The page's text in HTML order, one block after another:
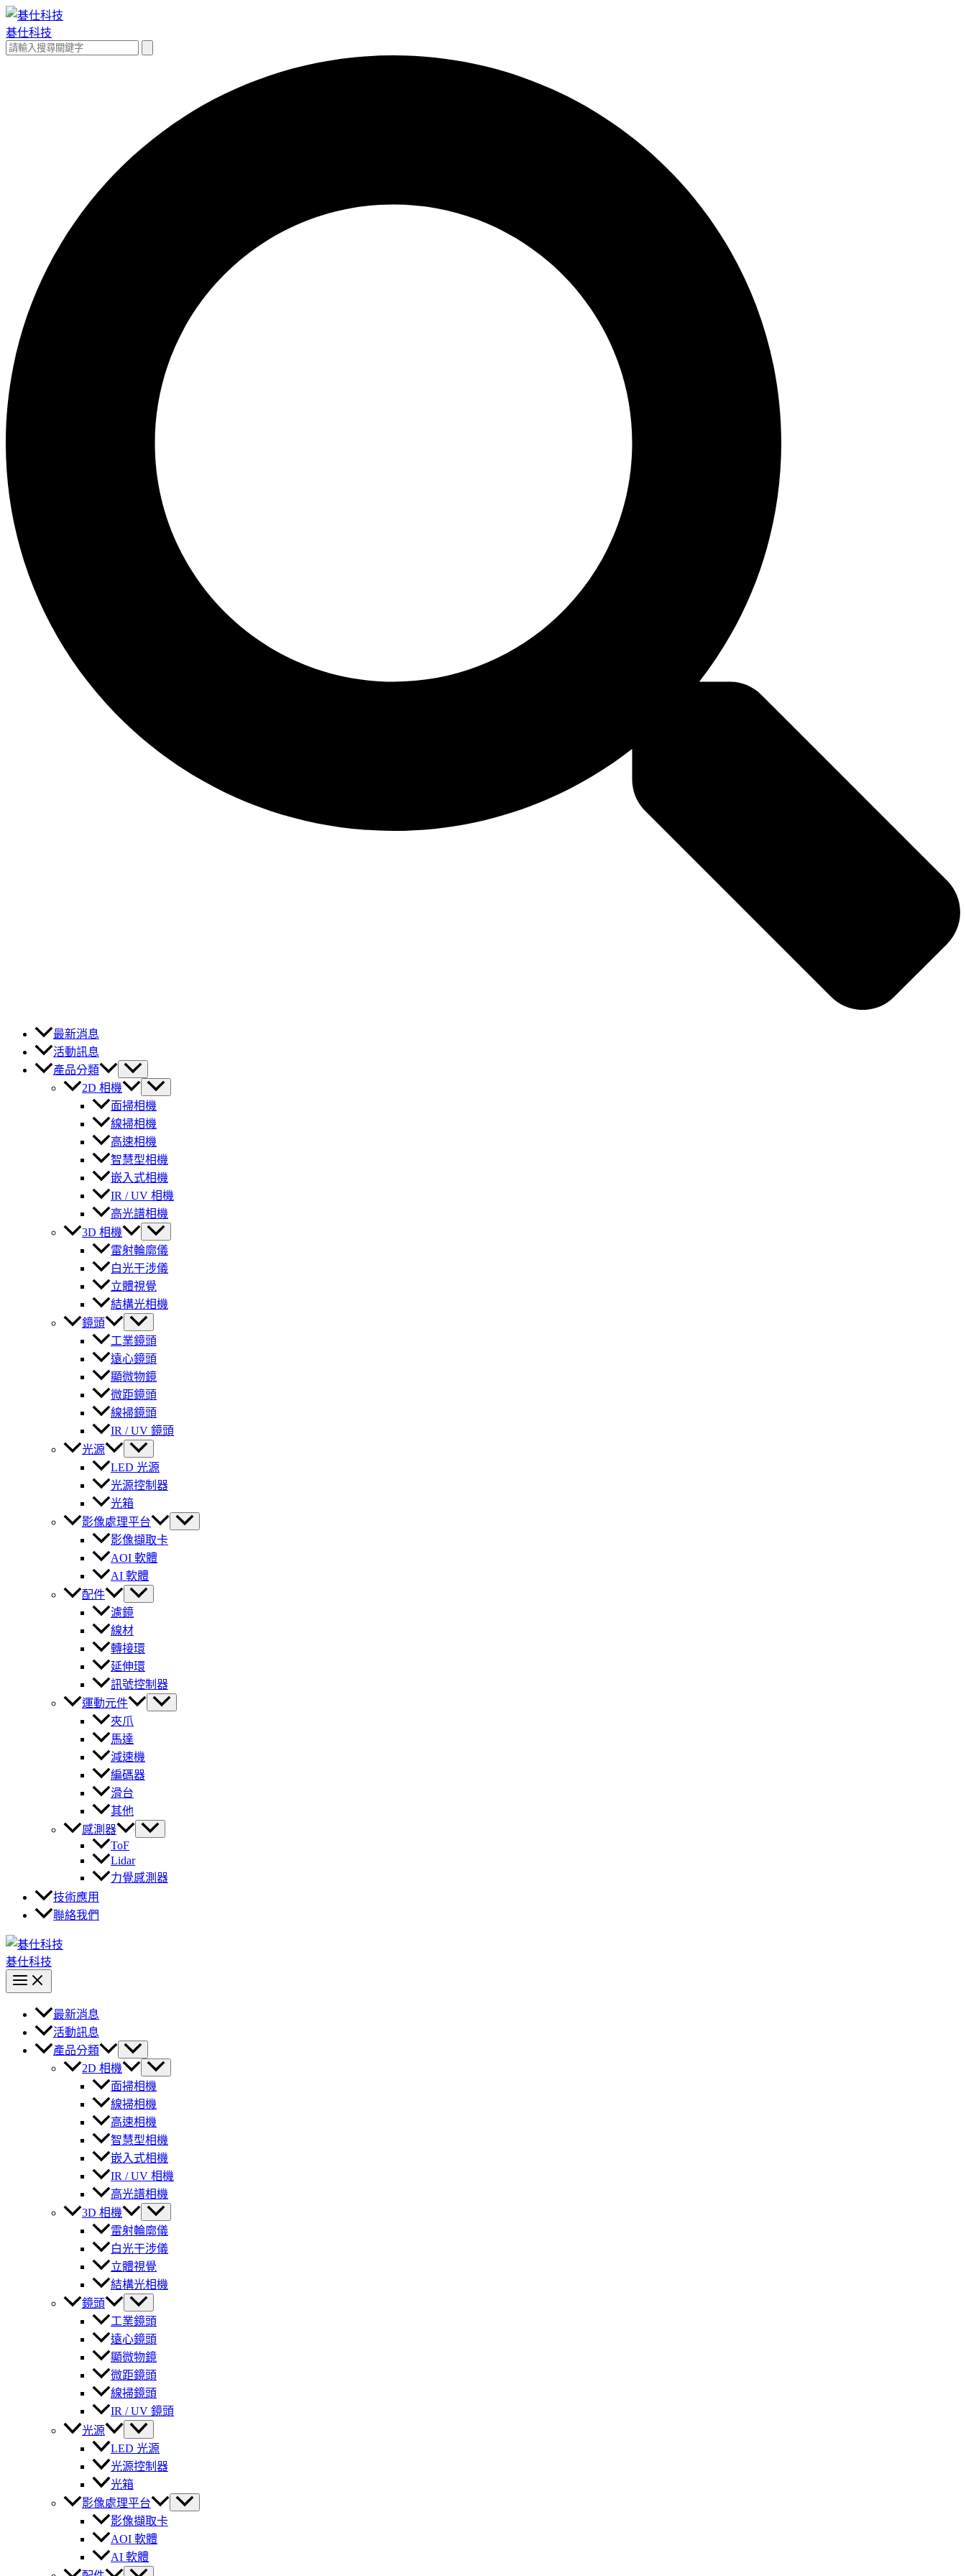
跳
至
主
碁仕科技
搜
最新消息
活動訊息
產品分類
2D 相機
面掃相機
線掃相機
高速相機
智慧型相機
嵌入式相機
IR / UV 相機
高光譜相機
3D 相機
雷射輪廓儀
白光干涉儀
立體視覺
結構光相機
鏡頭
工業鏡頭
遠心鏡頭
顯微物鏡
微距鏡頭
線掃鏡頭
IR / UV 鏡頭
光源
LED 光源
光源控制器
光箱
影像處理平台
影像擷取卡
AOI 軟體
AI 軟體
配件
濾鏡
線材
轉接環
延伸環
訊號控制器
運動元件
夾爪
馬達
減速機
編碼器
滑台
其他
感測器
ToF
Lidar
力覺感測器
技術應用
聯絡我們
碁仕科技
最新消息
活動訊息
產品分類
2D 相機
面掃相機
線掃相機
高速相機
智慧型相機
嵌入式相機
IR / UV 相機
高光譜相機
3D 相機
雷射輪廓儀
白光干涉儀
立體視覺
結構光相機
鏡頭
工業鏡頭
遠心鏡頭
顯微物鏡
微距鏡頭
線掃鏡頭
IR / UV 鏡頭
光源
LED 光源
光源控制器
光箱
影像處理平台
影像擷取卡
AOI 軟體
AI 軟體